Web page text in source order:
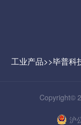
工业产品>>毕普科
Copyright©
沪